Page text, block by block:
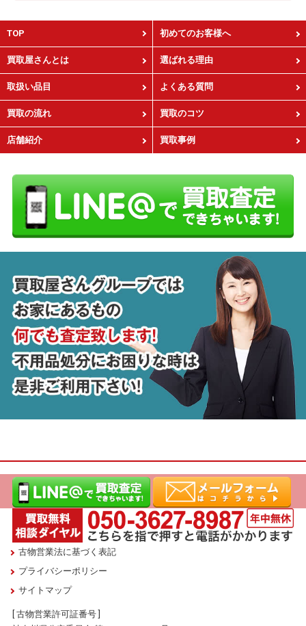
TOP 初めてのお客様へ
買取屋さんとは 選ばれる理由
取扱い品目 よくある質問
買取の流れ 買取のコツ
店舗紹介 買取事例
古物営業法に基づく表記
プライバシーポリシー
サイトマップ
[ 古物営業許可証番号 ]